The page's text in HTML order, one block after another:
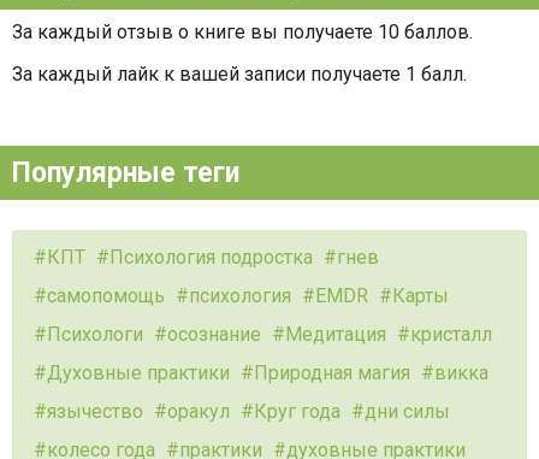
За каждый отзыв о книге вы получаете 10 баллов.
За каждый лайк к вашей записи получаете 1 балл.
Популярные теги
КПТ Психология подростка
гнев
самопомощь
психология EMDR
Карты
Психологи
осознание Медитация
кристалл
Духовные практики
Природная магия
викка
язычество
оракул Круг года
дни силы
колесо года
практики
духовные практики